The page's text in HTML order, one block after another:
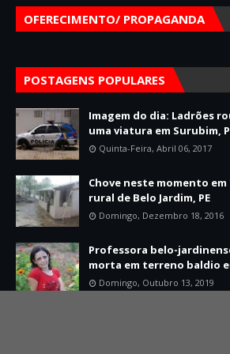
OFERECIMENTO/ PROPAGANDA
POSTAGENS POPULARES
Imagem do dia: Ladrões
uma viatura em Surubim,
Quinta-Feira, Abril 06, 2017
Chove neste momento
rural de Belo Jardim, PE
Domingo, Dezembro 18, 2016
Professora belo-
morta em terreno baldio
Domingo, Outubro 13, 2019